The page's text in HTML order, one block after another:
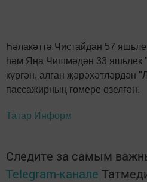
Һәлакәттә Чистайдан 57
һәм Яңа Чишмәдән 33 яшьлек
күргән, алган җәрәхәтләрдән
пассажирның гомере өзелгән.
Татар Информ
Следите за самым
Telegram-канале